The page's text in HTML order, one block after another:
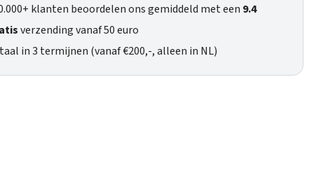
voor
Ultra
klanten beoordelen ons gemiddeld met een 9.4
verzending vanaf 50 euro
in 3 termijnen (vanaf €200,-, alleen in NL)